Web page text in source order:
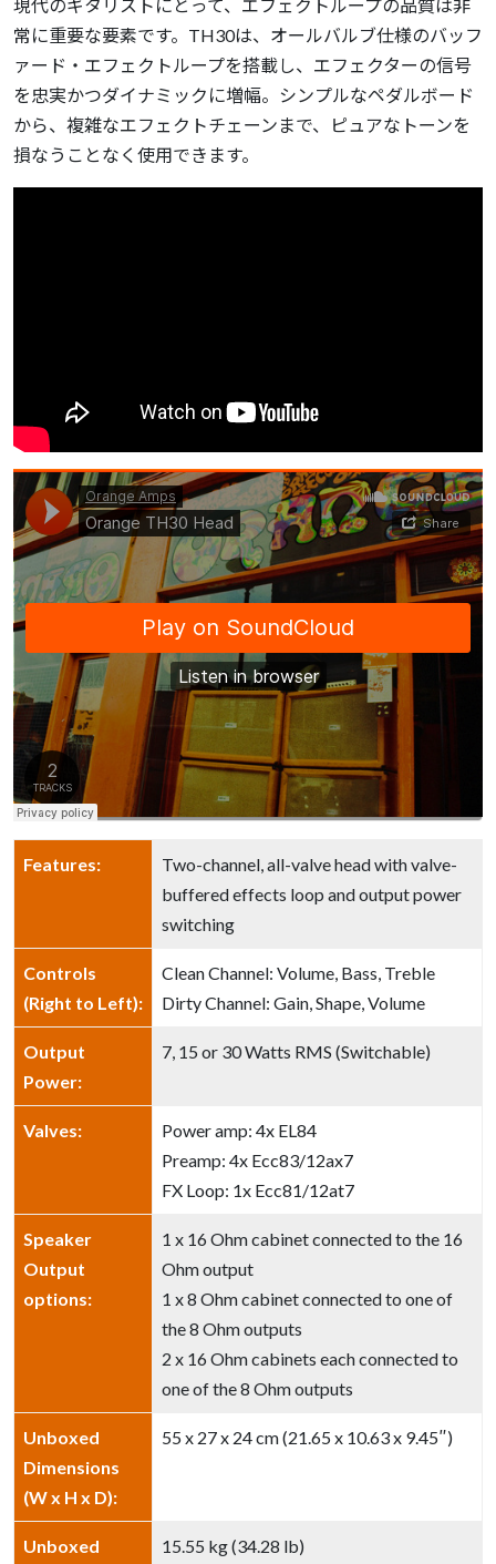
現代のギタリストにとって、エフェクトループの品質は非
常に重要な要素です。TH30は、オールバルブ仕様のバッフ
ァード・エフェクトループを搭載し、エフェクターの信号
を忠実かつダイナミックに増幅。シンプルなペダルボード
から、複雑なエフェクトチェーンまで、ピュアなトーンを
損なうことなく使用できます。
Features:
Two-channel, all-valve head with valve-
buffered effects loop and output power
switching
Controls
(Right to Left):
Clean Channel: Volume, Bass, Treble
Dirty Channel: Gain, Shape, Volume
Output
Power:
7, 15 or 30 Watts RMS (Switchable)
Valves:
Power amp: 4x EL84
Preamp: 4x Ecc83/12ax7
FX Loop: 1x Ecc81/12at7
Speaker
Output
options:
1 x 16 Ohm cabinet connected to the 16
Ohm output
1 x 8 Ohm cabinet connected to one of
the 8 Ohm outputs
2 x 16 Ohm cabinets each connected to
one of the 8 Ohm outputs
Unboxed
Dimensions
(W x H x D):
55 x 27 x 24 cm (21.65 x 10.63 x 9.45″)
Unboxed
15.55 kg (34.28 lb)